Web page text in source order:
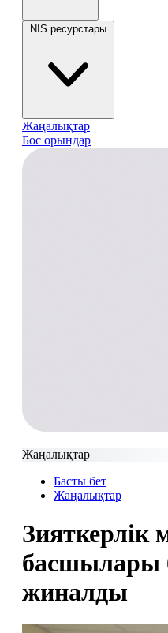
NIS ресурстары
Жаңалықтар
Бос орындар
Жаңалықтар
Басты бет
Жаңалықтар
Зияткерлік
басшылары
жиналды